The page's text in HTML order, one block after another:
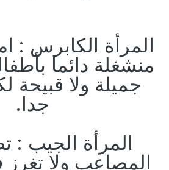
المرأة الكابرس :
منشغلة دائما
جميلة ولا قبيحة
جدا.
المرأة الجيب :
المصاعب ولا